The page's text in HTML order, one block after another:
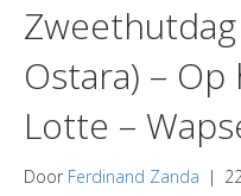
Ostara) –
Lotte –
Door Ferdinand Zanda |